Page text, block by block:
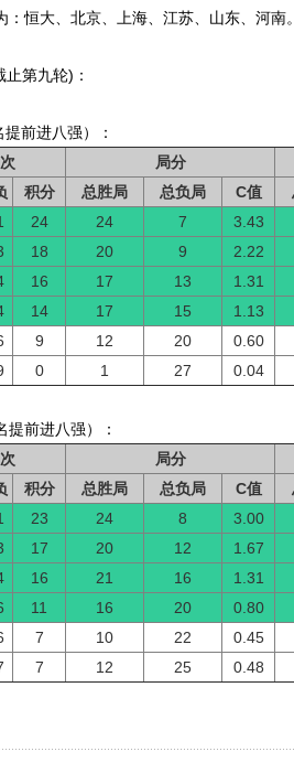
：恒大、北京、上海、江苏、山东、河南
第九轮)：
前进八强）：
局分
积分 总胜局 总负局 C值
24 24 7
3.43
18 20 9
2.22
16 17 13
1.31
14 17 15
1.13
9 12 20
0.60
0 1 27 0.04
前进八强）：
局分
积分 总胜局 总负局 C值
23 24 8
3.00
17 20 12
1.67
16 21 16
1.31
11 16 20
0.80
7 10 22
0.45
7 12 25 0.48